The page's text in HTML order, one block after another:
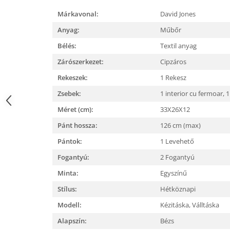
Márkavonal:
David Jones
Anyag:
Műbőr
Bélés:
Textil anyag
Zárószerkezet:
Cipzáros
Rekeszek:
1 Rekesz
Zsebek:
1 interior cu fermoar,
Méret (cm):
33X26X12
Pánt hossza:
126 cm (max)
Pántok:
1 Levehető
Fogantyú:
2 Fogantyú
Minta:
Egyszínű
Stílus:
Hétköznapi
Modell:
Kézitáska,Válltáska
Alapszín:
Bézs